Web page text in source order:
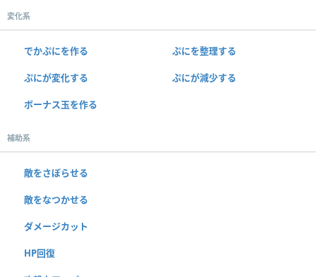
変化系
でかぷにを作る ぷにを整理する
ぷにが変化する ぷにが減少する
ボーナス玉を作る
補助系
敵をさぼらせる
敵をなつかせる
ダメージカット
HP回復